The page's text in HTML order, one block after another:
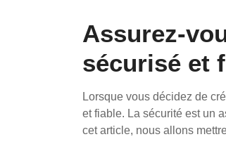
Assurez-
sécurisé et
Lorsque vous décidez de
et fiable. La sécurité est un
cet article, nous allons